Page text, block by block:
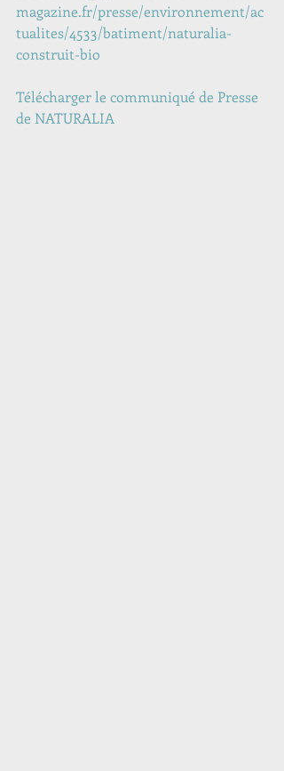
magazine.fr/presse/environnement/ac
tualites/4533/batiment/naturalia-
construit-bio
Télécharger le communiqué de Presse
de NATURALIA